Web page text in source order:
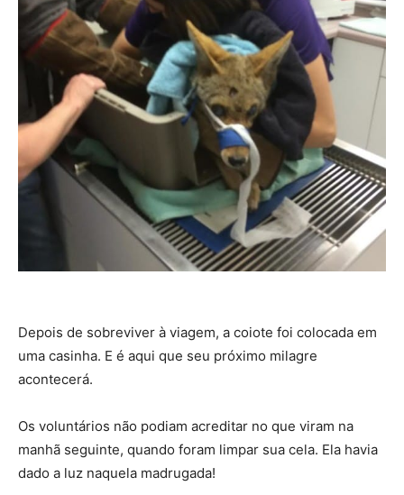
Depois de sobreviver à viagem, a coiote foi colocada em
uma casinha. E é aqui que seu próximo milagre
acontecerá.
Os voluntários não podiam acreditar no que viram na
manhã seguinte, quando foram limpar sua cela. Ela havia
dado a luz naquela madrugada!